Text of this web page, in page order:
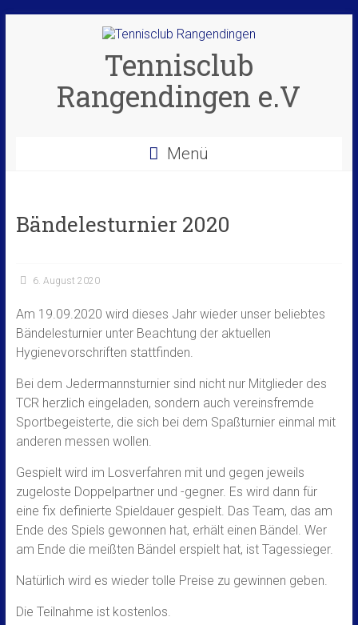
Tennisclub
Rangendingen e.V
Menü
Bändelesturnier 2020
6. August 2020
Am 19.09.2020 wird dieses Jahr wieder unser beliebtes
Bändelesturnier unter Beachtung der aktuellen
Hygienevorschriften stattfinden.
Bei dem Jedermannsturnier sind nicht nur Mitglieder des
TCR herzlich eingeladen, sondern auch vereinsfremde
Sportbegeisterte, die sich bei dem Spaßturnier einmal mit
anderen messen wollen.
Gespielt wird im Losverfahren mit und gegen jeweils
zugeloste Doppelpartner und -gegner. Es wird dann für
eine fix definierte Spieldauer gespielt. Das Team, das am
Ende des Spiels gewonnen hat, erhält einen Bändel. Wer
am Ende die meißten Bändel erspielt hat, ist Tagessieger.
Natürlich wird es wieder tolle Preise zu gewinnen geben.
Die Teilnahme ist kostenlos.